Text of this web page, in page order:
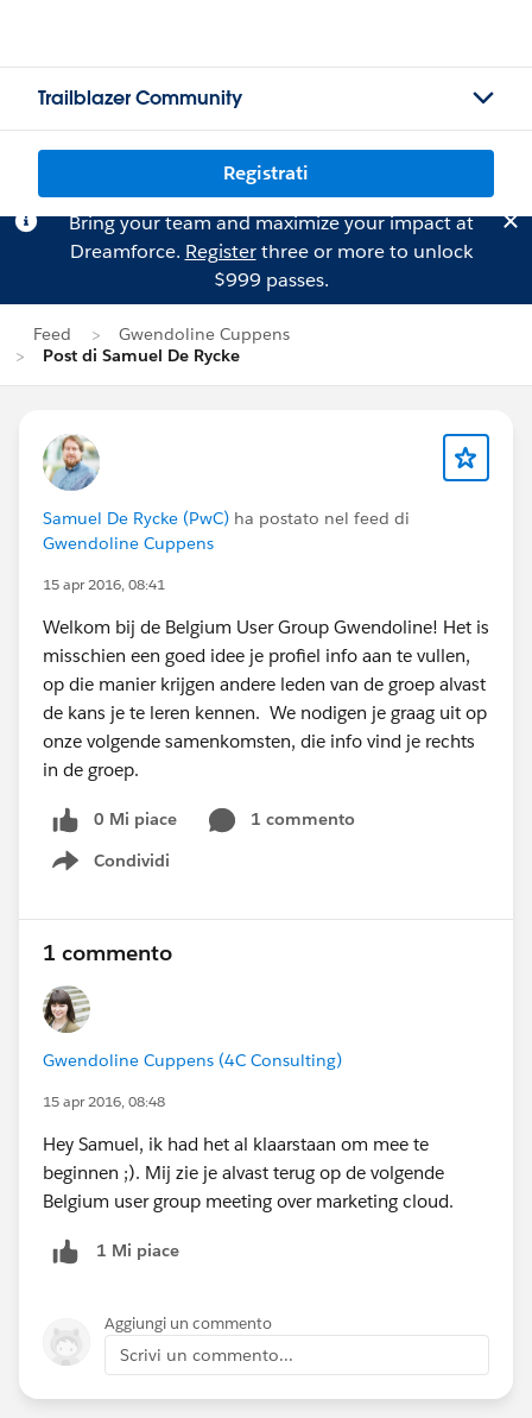
Trailblazer Community
Registrati
Bring your team and maximize your impact at
Dreamforce. Registerthree or more to unlock
$999 passes.
Feed
Gwendoline Cuppens
Post di Samuel De Rycke
Samuel De Rycke (PwC) ha postato nel feed di
Gwendoline Cuppens
15 apr 2016, 08:41
Welkom bij de Belgium User Group Gwendoline! Het is
misschien een goed idee je profiel info aan te vullen,
op die manier krijgen andere leden van de groep alvast
de kans je te leren kennen. We nodigen je graag uit op
onze volgende samenkomsten, die info vind je rechts
in de groep.
0 Mi piace
1 commento
Condividi
Show menu
1 commento
Gwendoline Cuppens (4C Consulting)
15 apr 2016, 08:48
Hey Samuel, ik had het al klaarstaan om mee te
beginnen ;). Mij zie je alvast terug op de volgende
Belgium user group meeting over marketing cloud.
1 Mi piace
Aggiungi un commento
Scrivi un commento...